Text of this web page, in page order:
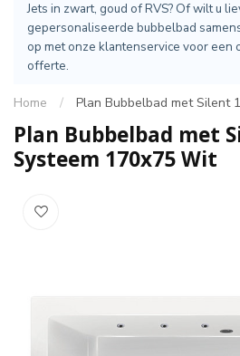
Jets in zwart, goud of RVS? Of wilt u
gepersonaliseerde bubbelbad
op met onze klantenservice voor een
offerte.
Home / Plan Bubbelbad met Silent
Plan Bubbelbad met
Systeem 170x75 Wit